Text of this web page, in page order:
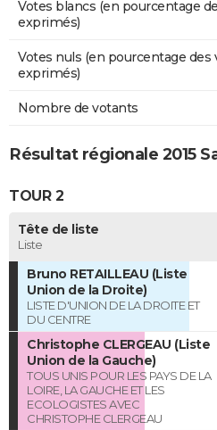
Votes blancs (en pourcentage
exprimés)
Votes nuls (en pourcentage des
exprimés)
Nombre de votants
Résultat régionale 2015
TOUR 2
Tête de liste
Liste
Bruno RETAILLEAU (Liste
Union de la Droite)
LISTE D'UNION DE LA DROITE ET
DU CENTRE
Christophe CLERGEAU (Liste
Union de la Gauche)
TOUS UNIS POUR LES PAYS DE LA
LOIRE, LA GAUCHE ET LES
ECOLOGISTES AVEC
CHRISTOPHE CLERGEAU